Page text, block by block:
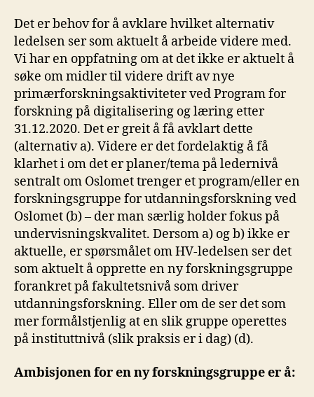
Det er behov for å avklare hvilket alternativ
ledelsen ser som aktuelt å arbeide videre med.
Vi har en oppfatning om at det ikke er aktuelt å
søke om midler til videre drift av nye
primærforskningsaktiviteter ved Program for
forskning på digitalisering og læring etter
31.12.2020. Det er greit å få avklart dette
(alternativ a). Videre er det fordelaktig å få
klarhet i om det er planer/tema på ledernivå
sentralt om Oslomet trenger et program/eller en
forskningsgruppe for utdanningsforskning ved
Oslomet (b) – der man særlig holder fokus på
undervisningskvalitet. Dersom a) og b) ikke er
aktuelle, er spørsmålet om HV-ledelsen ser det
som aktuelt å opprette en ny forskningsgruppe
forankret på fakultetsnivå som driver
utdanningsforskning. Eller om de ser det som
mer formålstjenlig at en slik gruppe operettes
på instituttnivå (slik praksis er i dag) (d).
Ambisjonen for en ny forskningsgruppe er å: